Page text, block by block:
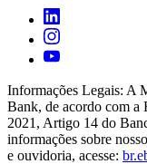
Informações Legais: A
Bank, de acordo com a
2021, Artigo 14 do
informações sobre
e ouvidoria, acesse: